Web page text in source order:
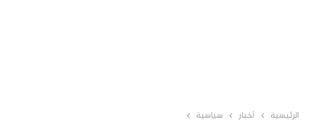
الرئيسية أخبار سياسية